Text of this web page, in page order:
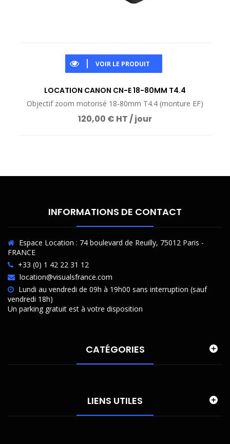
VOIR LE PRODUIT
LOCATION CANON CN-E 18-80MM T4.4
Objectif zoom motorisé 18-80mm T4.4 (monture EF)
120,00 € HT / jour
INFORMATIONS DE CONTACT
Espace Location : 74 boulevard de Reuilly, 75012 Paris -
FRANCE
+33 (0) 1 42 22 31 12
location@visualsfrance.com
Lundi au vendredi de 09h à 19h00 sans interruption (sauf
vendredi 18h)
Un parking gratuit est à votre disposition
CATÉGORIES
LIENS UTILES